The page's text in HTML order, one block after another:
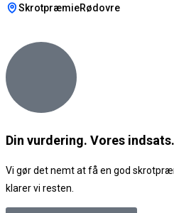
SkrotpræmieRødovre
Din vurdering. Vores
Vi gør det nemt at få en god
klarer vi resten.